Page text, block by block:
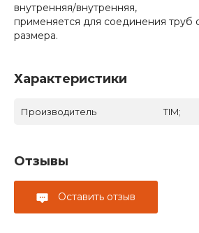
внутренняя/внутренняя,
применяется для соединения труб
размера.
Характеристики
Производитель TIM;
Отзывы
Оставить отзыв